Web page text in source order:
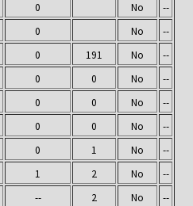
0 No
--
0 No
--
0 191 No
--
0 0 No
--
0 0 No
--
0 0 No
--
0 1 No
--
1 2 No
--
-- 2 No
--